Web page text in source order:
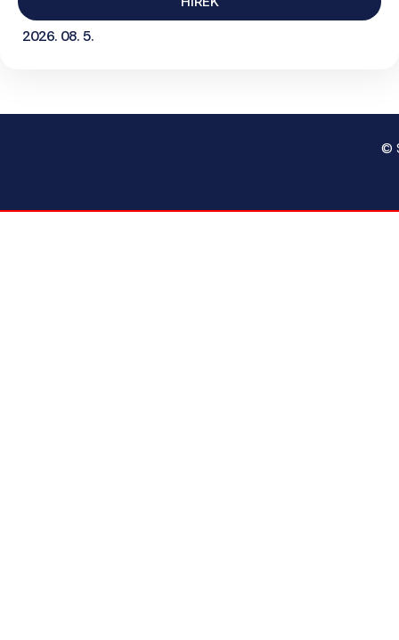
2026. 08. 5.
©